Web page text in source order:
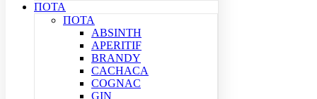
ΠΟΤΑ
ΠΟΤΑ
ABSINTH
APERITIF
BRANDY
CACHACA
COGNAC
GIN